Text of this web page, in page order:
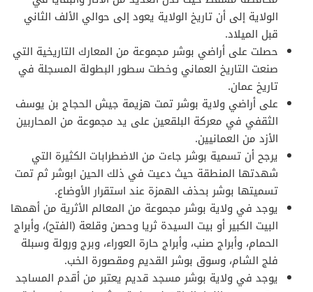
الولاية إلى أن تاريخ الولاية يعود إلى حوالي الألف الثاني
قبل الميلاد.
حصلت على أراضي بوشر مجموعة من المعارك التاريخية التي
صنعت التاريخ العماني وخطت سطور البطولة المسجلة في
تاريخ عمان.
على أراضي ولاية بوشر تمت هزيمة جيش الحجاج بن يوسف
الثقفي في معركة البلقعين على يد مجموعة من المحاربين
الأزد من العمانيين.
يرجح أن تسمية بوشر جاءت من الاضطرابات الكثيرة التي
شهدتها المنطقة حيث دعيت في ذلك الحين ابوشر ثم تمت
تسميتها بوشر بحذف الهمزة عند استقرار الأوضاع.
يوجد في ولاية بوشر مجموعة من المعالم الأثرية من أهمها
البيت الكبير أو بيت السيدة ثريا وحصن وقلعة (الفتح)، وأبراج
الحمام، وأبراج صنب، وأبراج حارة العوراء، وبرج ورولة وسبلة
فلج الشام، وسوق بوشر القديم ومقصورة الخب.
يوجد في ولاية بوشر مسجد قديم يعتبر من أقدم المساجد